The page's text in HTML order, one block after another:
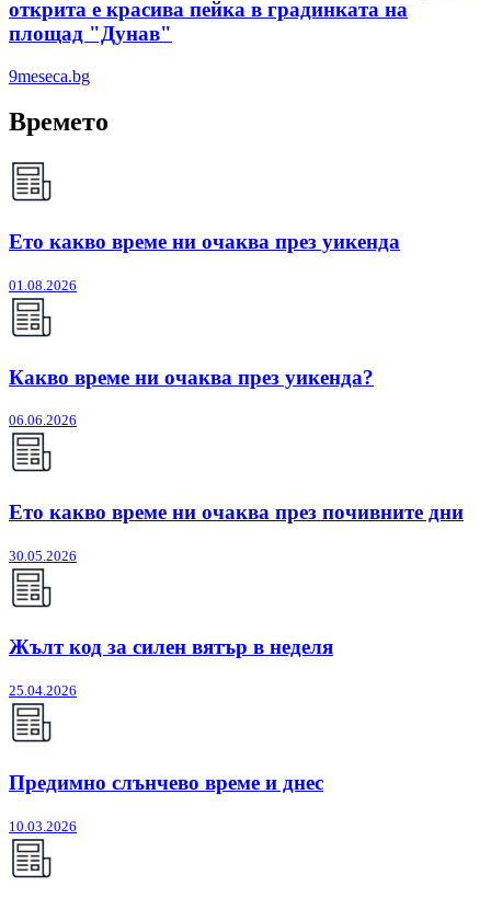
открита е красива пейка в градинката на
площад "Дунав"
9meseca.bg
Времето
Ето какво време ни очаква през уикенда
01.08.2026
Какво време ни очаква през уикенда?
06.06.2026
Ето какво време ни очаква през почивните дни
30.05.2026
Жълт код за силен вятър в неделя
25.04.2026
Предимно слънчево време и днес
10.03.2026